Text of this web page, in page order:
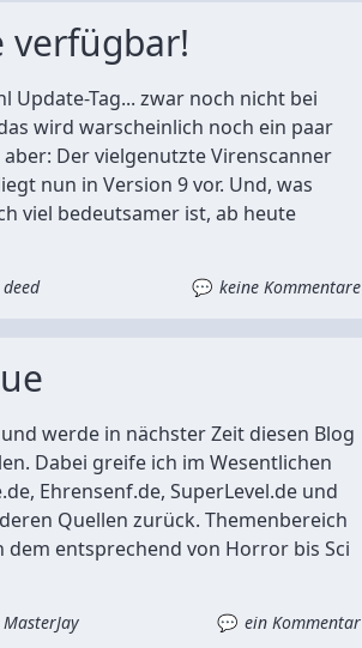
verfügbar!
Update-Tag... zwar noch nicht bei
wird warscheinlich noch ein paar
aber: Der vielgenutzte Virenscanner
nun in Version 9 vor. Und, was
viel bedeutsamer ist, ab heute
deed keine Kommentare
und werde in nächster Zeit diesen Blog
Dabei greife ich im Wesentlichen
Ehrensenf.de, SuperLevel.de und
Quellen zurück. Themenbereich
dem entsprechend von Horror bis Sci
MasterJay ein Kommentar